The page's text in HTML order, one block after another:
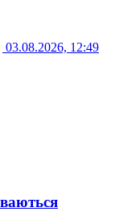
03.08.2026, 12:49